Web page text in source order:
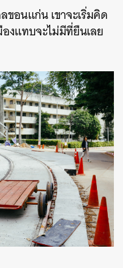
ขอนแก่น เขาจะเริ่มคิด
องแทบจะไม่มีที่ยืนเลย